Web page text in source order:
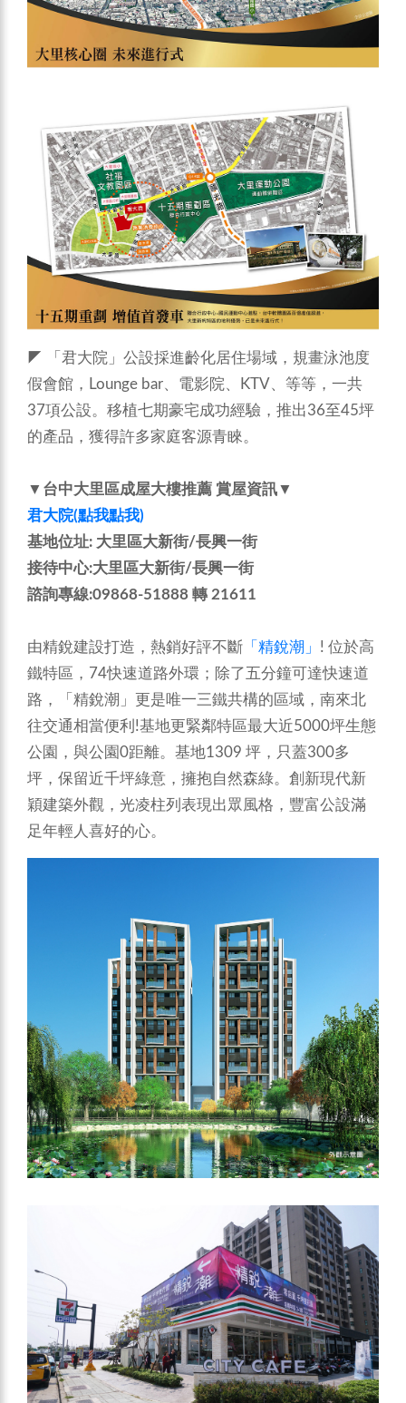
◤ 「君大院」公設採進齡化居住場域，規畫泳池度
假會館，Lounge bar、電影院、KTV、等等，一共
37項公設。移植七期豪宅成功經驗，推出36至45坪
的產品，獲得許多家庭客源青睞。
▼台中大里區成屋大樓推薦 賞屋資訊▼
君大院(點我點我)
基地位址: 大里區大新街/長興一街
接待中心:大里區大新街/長興一街
諮詢專線:09868-51888 轉 21611
由精銳建設打造，熱銷好評不斷 「精銳潮」 ! 位於高
鐵特區，74快速道路外環；除了五分鐘可達快速道
路，「精銳潮」更是唯一三鐵共構的區域，南來北
往交通相當便利!基地更緊鄰特區最大近5000坪生態
公園，與公園0距離。基地1309 坪，只蓋300多
坪，保留近千坪綠意，擁抱自然森綠。創新現代新
穎建築外觀，光凌柱列表現出眾風格，豐富公設滿
足年輕人喜好的心。